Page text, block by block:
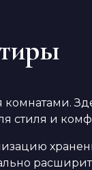
стиля и